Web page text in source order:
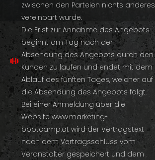
zwischen den Parteien nichts anderes
vereinbart wurde.
Die Frist zur Annahme des Angebots
beginnt am Tag nach der
Absendung des Angebots durch den
Kunden zu laufen und endet mit dem
Ablauf des fünften Tages, welcher auf
die Absendung des Angebots folgt.
Bei einer Anmeldung über die
Website www.marketing-
bootcamp.at wird der Vertragstext
nach dem Vertragsschluss vom
Veranstalter gespeichert und dem